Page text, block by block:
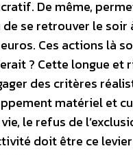
De même,
se retrouver le soir
Ces actions là
? Cette longue et
des critères
matériel et
le refus de
doit être ce